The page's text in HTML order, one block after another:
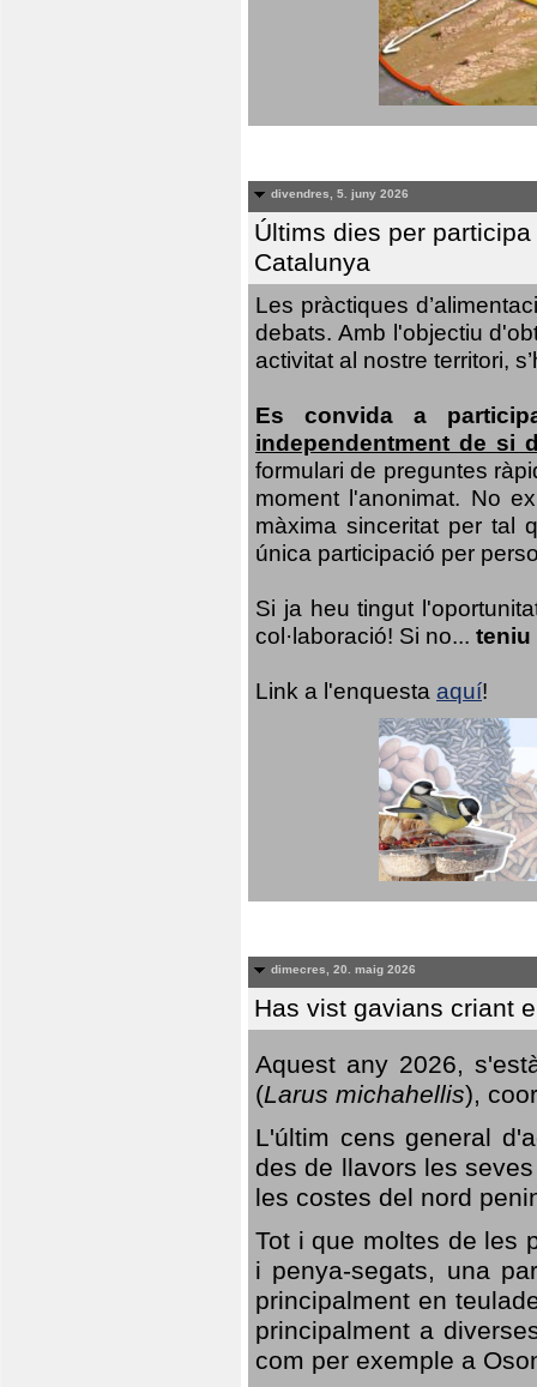
divendres, 5. juny 2026
Últims dies per
Catalunya
Les pràctiques
debats. Amb l'objectiu
activitat al nostre territori,
Es convida a
independentment de si
formulari de preguntes
moment l'anonimat. No
màxima sinceritat per tal
única participació per
Si ja heu tingut
col·laboració! Si no... teniu
Link a l'enquesta aquí!
dimecres, 20. maig 2026
Has vist gavians criant
Aquest any 2026,
(Larus michahellis),
L'últim cens general
des de llavors les
les costes del nord
Tot i que moltes de les
i penya-segats, una
principalment en
principalment a
com per exemple a